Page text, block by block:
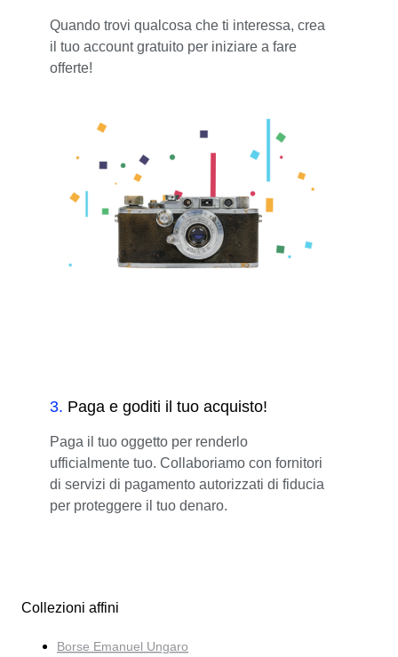
Quando trovi qualcosa che ti interessa, crea
il tuo account gratuito per iniziare a fare
offerte!
3. Paga e goditi il tuo acquisto!
Paga il tuo oggetto per renderlo
ufficialmente tuo. Collaboriamo con fornitori
di servizi di pagamento autorizzati di fiducia
per proteggere il tuo denaro.
Collezioni affini
Borse Emanuel Ungaro